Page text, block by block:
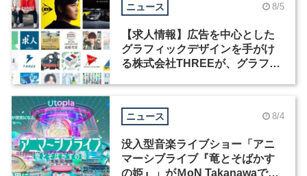
ニュース 8/5
【求人情報】広告を中心とした
グラフィックデザインを手がけ
る株式会社THREEが、グラフィ
ニュース 8/4
没入型音楽ライブショー「アニ
マーシブライブ『竜とそばかす
の姫』」がＭoN Takanawaで開